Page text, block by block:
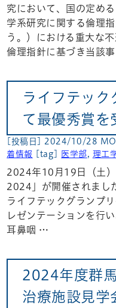
究において、国の定め
学系研究に関する倫理
う。）における重大な
倫理指針に基づき当該
ライフテッ
て最優秀賞を
[投稿日] 2024/10/28
着情報
[tag] 医学部 理工
2024年10月19日（土）
2024」が開催されまし
ライフテックグランプ
レゼンテーションを行
耳鼻咽 …
2024年度群
治療施設見学